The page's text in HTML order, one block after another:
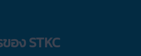
อง STKC